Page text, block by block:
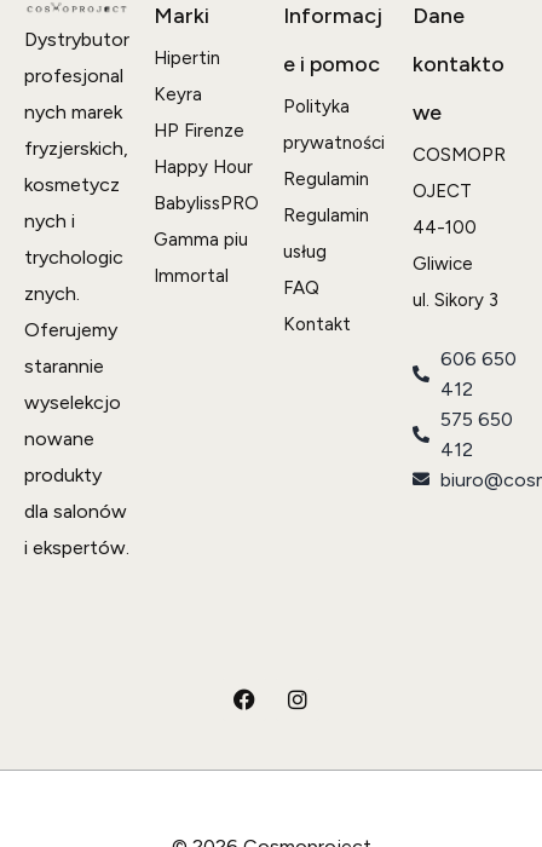
Dystrybutor
profesjonal
nych marek
fryzjerskich,
kosmetycz
nych i
trychologic
znych.
Oferujemy
starannie
wyselekcjo
nowane
produkty
dla salonów
i ekspertów.
Marki
Hipertin
Keyra
HP Firenze
Happy Hour
BabylissPRO
Gamma piu
Immortal
Informacj
e i pomoc
Polityka
prywatności
Regulamin
Regulamin
usług
FAQ
Kontakt
Dane
kontakto
we
COSMOPR
OJECT
44-100
Gliwice
ul. Sikory 3
606 650
412
575 650
412